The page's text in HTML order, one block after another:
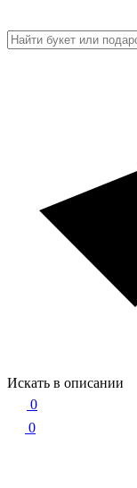
Искать в описании
0
0